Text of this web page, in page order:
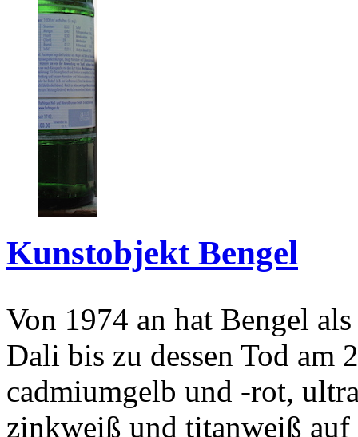
Kunstobjekt Bengel
Von 1974 an hat Bengel
Dali bis zu dessen Tod am
cadmiumgelb und -rot,
zinkweiß und titanweiß